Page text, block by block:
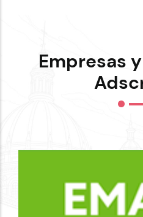
Empresas